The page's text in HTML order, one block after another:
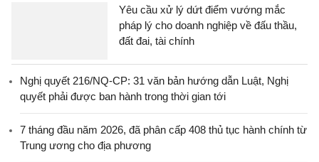
Yêu cầu xử lý dứt điểm vướng mắc
pháp lý cho doanh nghiệp về đấu thầu,
đất đai, tài chính
Nghị quyết 216/NQ-CP: 31 văn bản hướng dẫn Luật, Nghị
quyết phải được ban hành trong thời gian tới
7 tháng đầu năm 2026, đã phân cấp 408 thủ tục hành chính từ
Trung ương cho địa phương